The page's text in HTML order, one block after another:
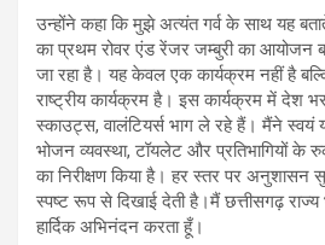
उन्होंने कहा कि मुझे अत्यंत गर्व के साथ यह
का प्रथम रोवर एंड रेंजर जम्बुरी का आयोजन
जा रहा है। यह केवल एक कार्यक्रम नहीं है
राष्ट्रीय कार्यक्रम है। इस कार्यक्रम में देश
स्काउट्स, वालंटियर्स भाग ले रहे हैं। मैंने स्वयं
भोजन व्यवस्था, टॉयलेट और प्रतिभागियों के
का निरीक्षण किया है। हर स्तर पर अनुशासन
स्पष्ट रूप से दिखाई देती है।मैं छत्तीसगढ़
हार्दिक अभिनंदन करता हूँ।